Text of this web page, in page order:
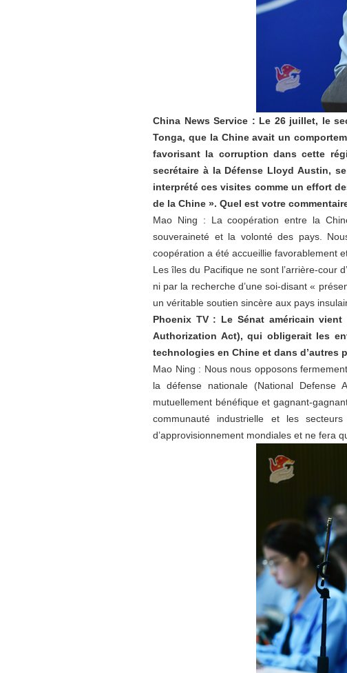
China News Service : Le 26 juillet, le
Tonga, que la Chine avait un
favorisant la corruption dans cette
secrétaire à la Défense Lloyd Austin,
interprété ces visites comme un effort
de la Chine ». Quel est votre
Mao Ning : La coopération entre la
souveraineté et la volonté des pays.
coopération a été accueillie favorablement
Les îles du Pacifique ne sont l’arrière-cour
ni par la recherche d’une soi-disant «
un véritable soutien sincère aux pays
Phoenix TV : Le Sénat américain
Authorization Act), qui obligerait les
technologies en Chine et dans d’autres
Mao Ning : Nous nous opposons
la défense nationale (National Defense
mutuellement bénéfique et gagnant-
communauté industrielle et les
d’approvisionnement mondiales et ne fera